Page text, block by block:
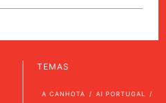
TEMAS
A CANHOTA AI PORTUGAL